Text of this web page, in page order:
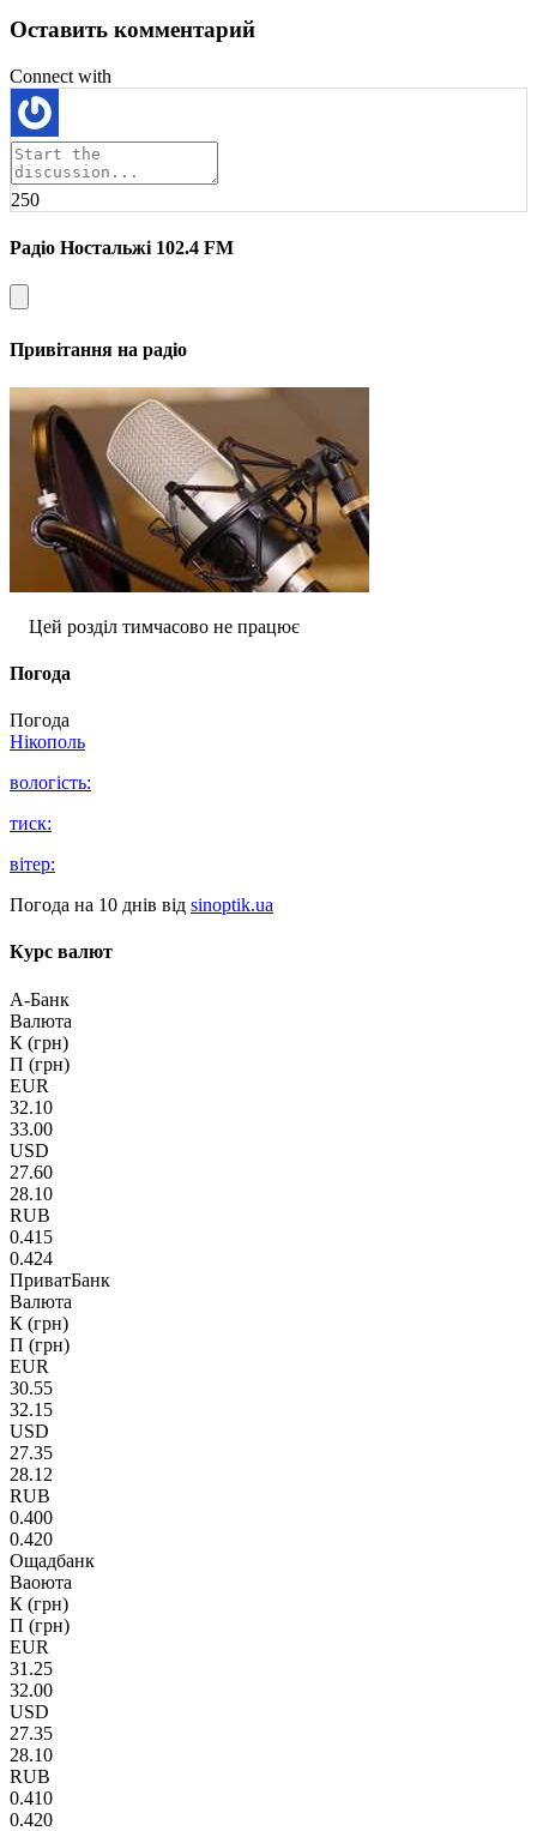
Оставить комментарий
Connect with
250
Радіо Ностальжі 102.4 FM
Привітання на радіо
Цей розділ тимчасово не працює
Погода
Погода
Нікополь
вологість:
тиск:
вітер:
Погода на 10 днів від sinoptik.ua
Курс валют
А-Банк
Валюта
К (грн)
П (грн)
EUR
32.10
33.00
USD
27.60
28.10
RUB
0.415
0.424
ПриватБанк
Валюта
К (грн)
П (грн)
EUR
30.55
32.15
USD
27.35
28.12
RUB
0.400
0.420
Ощадбанк
Ваоюта
К (грн)
П (грн)
EUR
31.25
32.00
USD
27.35
28.10
RUB
0.410
0.420